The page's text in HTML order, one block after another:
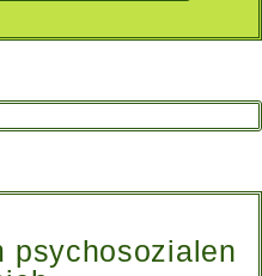
psychosozialen